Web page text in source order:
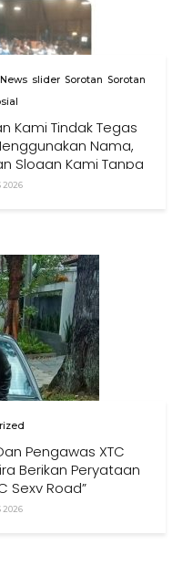
News slider Sorotan Sorotan
Kami Tindak Tegas
Nama,
Slogan Kami Tanpa
2026
Pengawas XTC
Berikan Peryataan
Sexy Road”
2026